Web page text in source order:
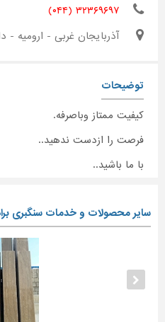
۳۲۳۶۹۶۹۷ (۰۴۴)
آذربایجان غربی - ارومیه -
توضیحات
کیفیت ممتاز وباصرفه.
فرصت را ازدست ندهید..
با ما باشید..
سایر محصولات و خدمات سنگبری